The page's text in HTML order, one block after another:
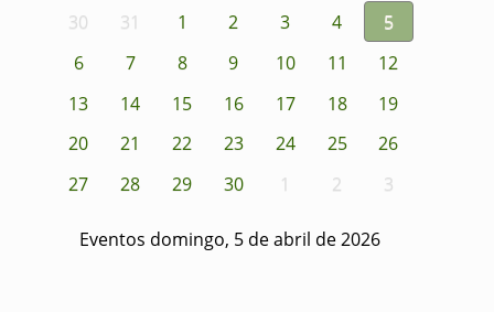
30 31 1 2 3 4
5
6
7 8 9 10 11
12
13
14 15 16 17 18
19
20
21 22 23 24 25
26
27
28 29 30 1 2 3
Eventos domingo, 5 de abril de 2026